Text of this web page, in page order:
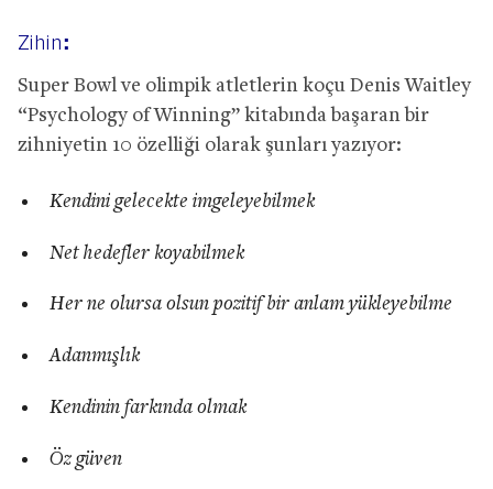
Zihin:
Super Bowl ve olimpik atletlerin koçu Denis Waitley
“Psychology of Winning” kitabında başaran bir
zihniyetin 10 özelliği olarak şunları yazıyor:
Kendini gelecekte imgeleyebilmek
Net hedefler koyabilmek
Her ne olursa olsun pozitif bir anlam yükleyebilme
Adanmışlık
Kendinin farkında olmak
Öz güven